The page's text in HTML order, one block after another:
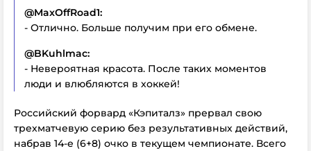
@MaxOffRoad1:
- Отлично. Больше получим при его обмене.
@BKuhlmac:
- Невероятная красота. После таких моментов
люди и влюбляются в хоккей!
Российский форвард «Кэпиталз» прервал свою
трехматчевую серию без результативных действий,
набрав 14-е (6+8) очко в текущем чемпионате. Всего